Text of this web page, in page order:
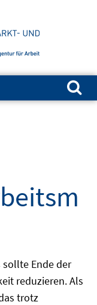
Suchen nach:
Ende der
reduzieren. Als
trotz